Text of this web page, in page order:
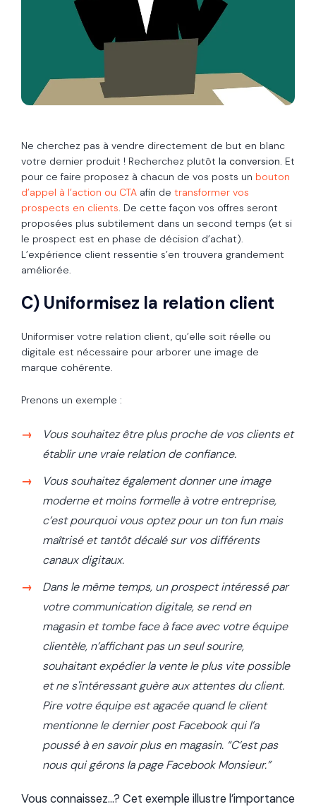
Ne cherchez pas à vendre directement de but en blanc
votre dernier produit ! Recherchez plutôt la conversion. Et
pour ce faire proposez à chacun de vos posts un bouton
d’appel à l’action ou CTA afin de transformer vos
prospects en clients. De cette façon vos offres seront
proposées plus subtilement dans un second temps (et si
le prospect est en phase de décision d’achat).
L’expérience client ressentie s’en trouvera grandement
améliorée.
C) Uniformisez la relation client
Uniformiser votre relation client, qu’elle soit réelle ou
digitale est nécessaire pour arborer une image de
marque cohérente.
Prenons un exemple :
Vous souhaitez être plus proche de vos clients et
établir une vraie relation de confiance.
Vous souhaitez également donner une image
moderne et moins formelle à votre entreprise,
c’est pourquoi vous optez pour un ton fun mais
maîtrisé et tantôt décalé sur vos différents
canaux digitaux.
Dans le même temps, un prospect intéressé par
votre communication digitale, se rend en
magasin et tombe face à face avec votre équipe
clientèle, n’affichant pas un seul sourire,
souhaitant expédier la vente le plus vite possible
et ne s'intéressant guère aux attentes du client.
Pire votre équipe est agacée quand le client
mentionne le dernier post Facebook qui l’a
poussé à en savoir plus en magasin. “C’est pas
nous qui gérons la page Facebook Monsieur.”
Vous connaissez…? Cet exemple illustre l’importance